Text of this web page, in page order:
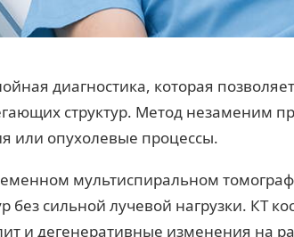
диагностика, которая
структур. Метод незаменим
или опухолевые процессы.
мультиспиральном
без сильной лучевой нагрузки. КТ
и дегенеративные изменения на